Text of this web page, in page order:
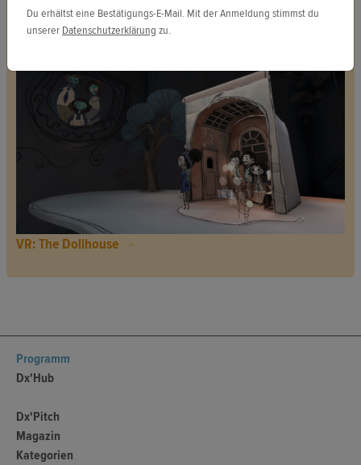
VR: Egon Schiele
VR: The Dollhouse
Du erhältst eine Bestätigungs-E-Mail. Mit der Anmeldung stimmst du
unserer Datenschutzerklärung zu.
Programm
Dx'Hub
Dx'Pitch
Magazin
Kategorien